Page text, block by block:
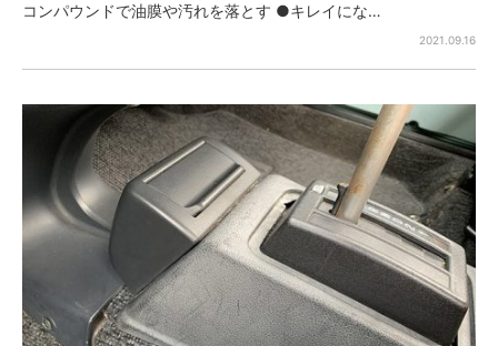
コンパウンドで油膜や汚れを落とす ●キレイにな…
2021.09.16